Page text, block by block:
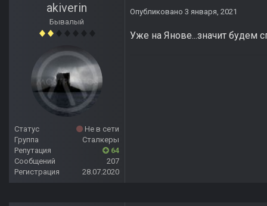
akiverin
Бывалый
Статус
Не в сети
Группа
Сталкеры
Репутация
64
Сообщений
207
Регистрация
28.07.2020
Опубликовано 3 января, 2021
Уже на Янове...значит будем